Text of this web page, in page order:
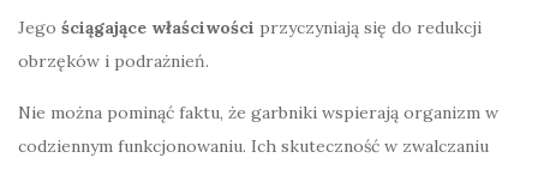
Jego ściągające właściwości przyczyniają się do redukcji
obrzęków i podrażnień.
Nie można pominąć faktu, że garbniki wspierają organizm w
codziennym funkcjonowaniu. Ich skuteczność w zwalczaniu